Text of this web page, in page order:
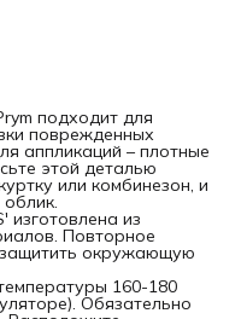
подходит для
поврежденных
аппликаций – плотные
этой деталью
или комбинезон, и
изготовлена из
Повторное
окружающую
160-180
Обязательно